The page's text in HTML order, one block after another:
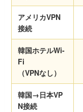
アメリカVPN
接続
韓国ホテルWi-
Fi
（VPNなし）
韓国→日本VP
N接続